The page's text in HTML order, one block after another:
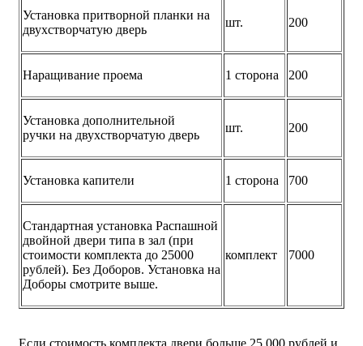
Установка притворной планки на
двухстворчатую дверь
шт. 200
Наращивание проема 1 сторона 200
Установка дополнительной
ручки на двухстворчатую дверь
шт. 200
Установка капители 1 сторона 700
Стандартная установка Распашной
двойной двери типа в зал (при
стоимости комплекта до 25000
рублей). Без Доборов. Установка на
Доборы смотрите выше.
комплект 7000
Если стоимость комплекта двери больше 25.000 рублей и